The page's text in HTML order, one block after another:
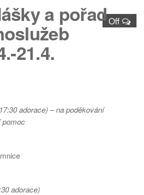
Off
a pořad
21.4.
adorace) – na poděkování
pomoc
adorace)